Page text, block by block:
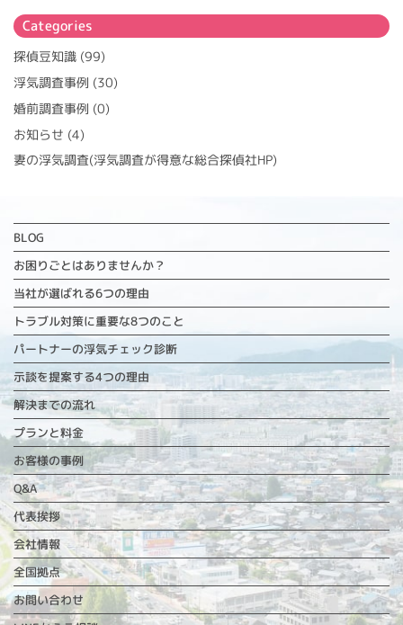
Categories
探偵豆知識 (99)
浮気調査事例 (30)
婚前調査事例 (0)
お知らせ (4)
妻の浮気調査(浮気調査が得意な総合探偵社HP)
BLOG
お困りごとはありませんか？
当社が選ばれる6つの理由
トラブル対策に重要な8つのこと
パートナーの浮気チェック診断
示談を提案する4つの理由
解決までの流れ
プランと料金
お客様の事例
Q&A
代表挨拶
会社情報
全国拠点
お問い合わせ